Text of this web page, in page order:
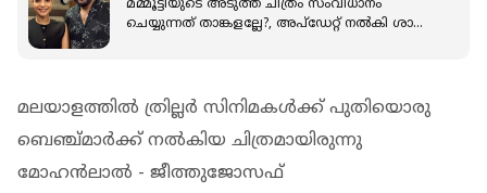
മമ്മൂട്ടിയുടെ അടുത്ത ചിത്രം സംവിധാനം
ചെയ്യുന്നത് താങ്കളല്ലേ?, അപ്‌ഡേറ്റ് നൽകി ശാന്തി
മലയാളത്തില്‍ ത്രില്ലര്‍ സിനിമകള്‍ക്ക് പുതിയൊരു
ബെഞ്ച്മാര്‍ക്ക് നല്‍കിയ ചിത്രമായിരുന്നു
മോഹന്‍ലാല്‍ - ജീത്തുജോസഫ്